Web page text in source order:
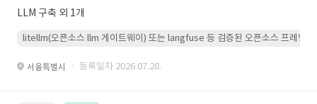
LLM 구축 외 1개
litellm(오픈소스 llm 게이트웨이) 또는 langfuse 등 검증된 오픈소스 프레임워
서울특별시 · 등록일자 2026.07.28.